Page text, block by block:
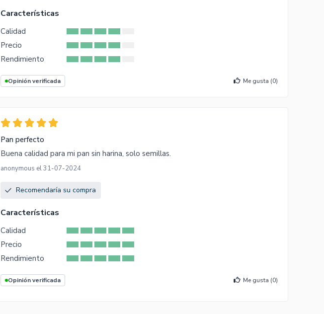
Características
Calidad
Precio
Rendimiento
Opinión verificada Me gusta (0)
Pan perfecto
Buena calidad para mi pan sin harina, solo semillas.
anonymous el 31-07-2024
Recomendaría su compra
Características
Calidad
Precio
Rendimiento
Opinión verificada Me gusta (0)